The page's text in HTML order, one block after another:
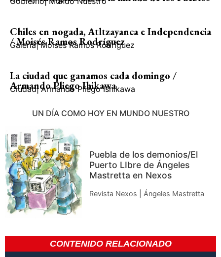
Chiles en nogada, Atltzayanca e Independencia
/ Moisés Ramos Rodríguez
Galería| Moisés Ramos Rodríguez
La ciudad que ganamos cada domingo /
Armando Pliego Ihikawa
Ciudad| Armando Pliego Ishikawa
UN DÍA COMO HOY EN MUNDO NUESTRO
Puebla de los demonios/El
Puerto LIbre de Ángeles
Mastretta en Nexos
Revista Nexos | Ángeles Mastretta
CONTENIDO RELACIONADO